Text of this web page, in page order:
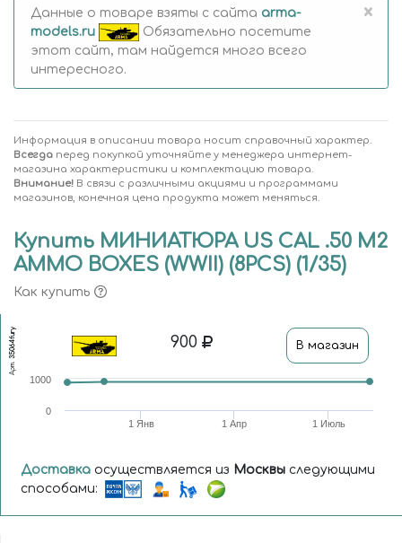
Данные о товаре взяты с сайта arma-
models.ru
Обязательно посетите
этот сайт, там найдется много всего
интересного.
×
Информация в описании товара носит справочный характер.
Всегда перед покупкой уточняйте у менеджера интернет-
магазина характеристики и комплектацию товара.
Внимание! В связи с различными акциями и программами
магазинов, конечная цена продукта может меняться.
Купить МИНИАТЮРА US CAL .50 M2
AMMO BOXES (WWII) (8PCS) (1/35)
Как купить
Арт.
35064fury 900 В магазин
1 Янв 1 Апр 1 Июль
0
1000
Доставка осуществляется из Москвы следующими
способами: